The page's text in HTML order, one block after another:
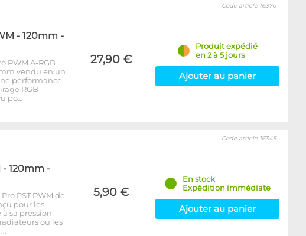
- 120mm -
PWM A-RGB
vendu en un
performance
RGB
po…
27,90 €
Code article 16370
Produit expédié
en 2 à 5 jours
Ajouter au panier
- 120mm -
PST PWM de
pour les
sa pression
ou les
5,90 €
Code article 16345
En stock
Expédition immédiate
Ajouter au panier